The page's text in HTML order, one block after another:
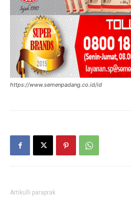
https://www.semenpadang.co.id/id
Artikulli paraprak